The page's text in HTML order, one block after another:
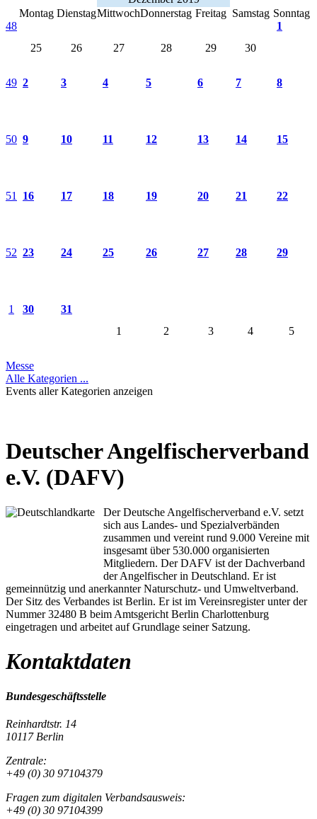
Montag DienstagMittwochDonnerstag Freitag Samstag Sonntag
48
25
26 27 28 29 30
1
49 2 3 4 5 6 7 8
50 9 10 11 12 13 14 15
51 16 17 18 19 20 21 22
52 23 24 25 26 27 28 29
1 30
31
1
2 3 4 5
Messe
Alle Kategorien ...
Events aller Kategorien anzeigen
Deutscher Angelfischerverband
e.V. (DAFV)
Der Deutsche Angelfischerverband e.V. setzt
sich aus Landes- und Spezialverbänden
zusammen und vereint rund 9.000 Vereine mit
insgesamt über 530.000 organisierten
Mitgliedern. Der DAFV ist der Dachverband
der Angelfischer in Deutschland. Er ist
gemeinnützig und anerkannter Naturschutz- und Umweltverband.
Der Sitz des Verbandes ist Berlin. Er ist im Vereinsregister unter der
Nummer 32480 B beim Amtsgericht Berlin Charlottenburg
eingetragen und arbeitet auf Grundlage seiner Satzung.
Kontaktdaten
Bundesgeschäftsstelle
Reinhardtstr. 14
10117 Berlin
Zentrale:
+49 (0) 30 97104379
Fragen zum digitalen Verbandsausweis:
+49 (0) 30 97104399